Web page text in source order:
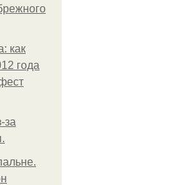
как
года
за